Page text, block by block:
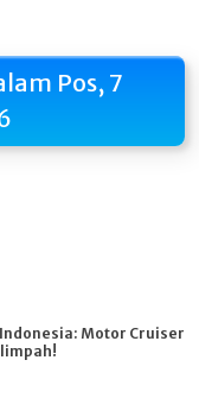
Pos, 7
Indonesia: Motor Cruiser